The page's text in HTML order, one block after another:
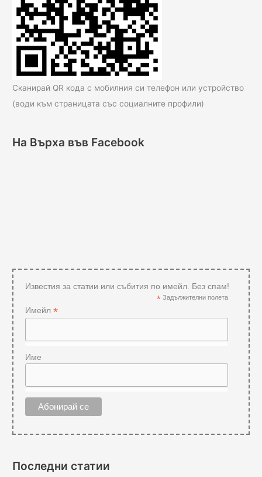
Сканирай QR кода с мобилния си телефон или устройство
(води към страницата със социалните профили)
На Върха във Facebook
Известия за статии или събития по имейл. Без спам!
* Задължителни полета
Имейл*
Име
Последни статии